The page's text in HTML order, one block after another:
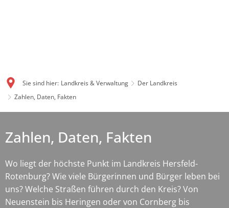
Sie sind hier: Landkreis & Verwaltung
Der Landkreis
Zahlen, Daten, Fakten
Zahlen, Daten, Fakten
Wo liegt der höchste Punkt im Landkreis Hersfeld-
Rotenburg? Wie viele Bürgerinnen und Bürger leben bei
uns? Welche Straßen führen durch den Kreis? Von
Neuenstein bis Heringen oder von Cornberg bis